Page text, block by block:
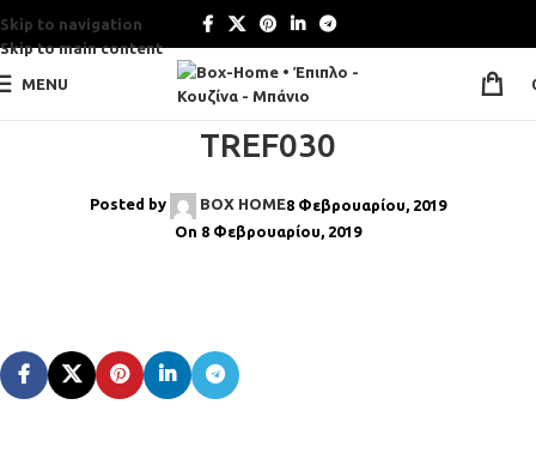
Skip to navigation
Skip to main content
MENU
TREF030
Posted by BOX HOME8 Φεβρουαρίου, 2019
On 8 Φεβρουαρίου, 2019